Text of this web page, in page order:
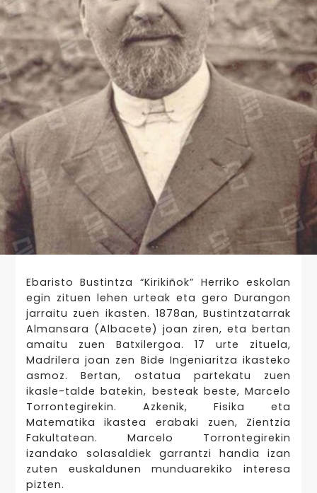
Ebaristo Bustintza “Kirikiñok” Herriko eskolan
egin zituen lehen urteak eta gero Durangon
jarraitu zuen ikasten. 1878an, Bustintzatarrak
Almansara (Albacete) joan ziren, eta bertan
amaitu zuen Batxilergoa. 17 urte zituela,
Madrilera joan zen Bide Ingeniaritza ikasteko
asmoz. Bertan, ostatua partekatu zuen
ikasle-talde batekin, besteak beste, Marcelo
Torrontegirekin. Azkenik, Fisika eta
Matematika ikastea erabaki zuen, Zientzia
Fakultatean. Marcelo Torrontegirekin
izandako solasaldiek garrantzi handia izan
zuten euskaldunen munduarekiko interesa
pizten.